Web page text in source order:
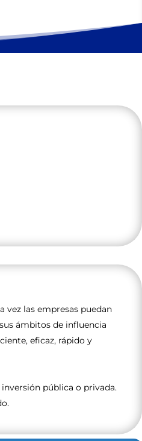
vez las empresas puedan
ámbitos de influencia
eficaz, rápido y
pública o privada.